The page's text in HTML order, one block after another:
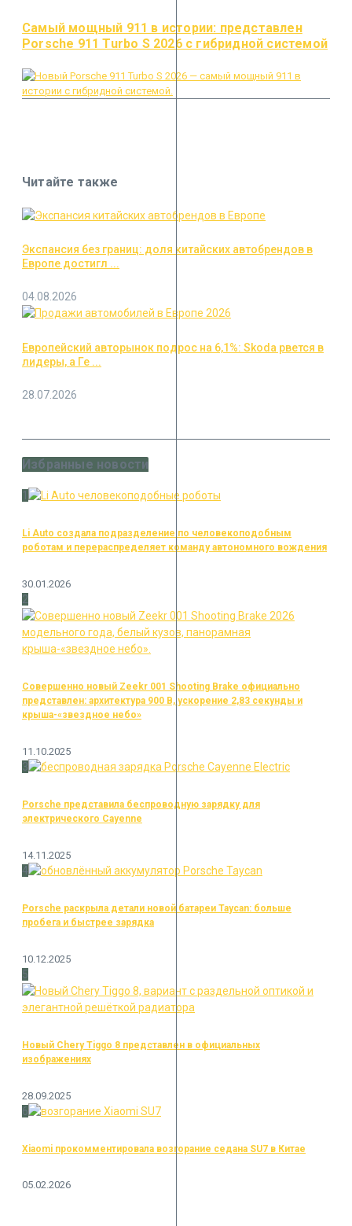
Самый мощный 911 в истории: представлен
Porsche 911 Turbo S 2026 с гибридной системой
Читайте также
Экспансия без границ: доля китайских автобрендов в
Европе достигл ...
04.08.2026
Европейский авторынок подрос на 6,1%: Skoda рвется в
лидеры, а Ге ...
28.07.2026
Избранные новости
1
Li Auto создала подразделение по человекоподобным
роботам и перераспределяет команду автономного вождения
30.01.2026
2
Cовершенно новый Zeekr 001 Shooting Brake официально
представлен: архитектура 900 В, ускорение 2,83 секунды и
крыша-«звездное небо»
11.10.2025
3
Porsche представила беспроводную зарядку для
электрического Cayenne
14.11.2025
4
Porsche раскрыла детали новой батареи Taycan: больше
пробега и быстрее зарядка
10.12.2025
5
Новый Chery Tiggo 8 представлен в официальных
изображениях
28.09.2025
6
Xiaomi прокомментировала возгорание седана SU7 в Китае
05.02.2026